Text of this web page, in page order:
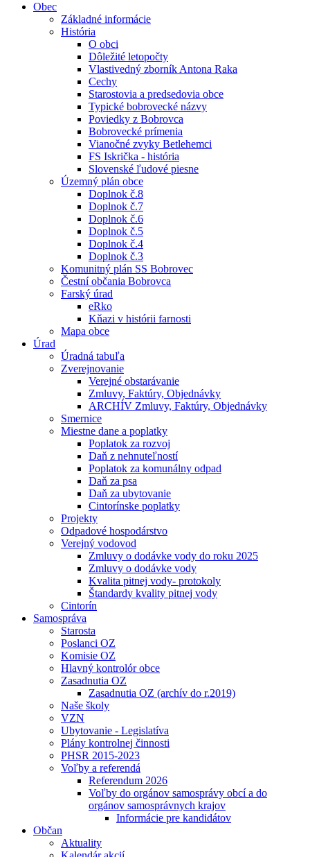
Obec
Základné informácie
História
O obci
Dôležité letopočty
Vlastivedný zborník Antona Raka
Cechy
Starostovia a predsedovia obce
Typické bobrovecké názvy
Poviedky z Bobrovca
Bobrovecké prímenia
Vianočné zvyky Betlehemci
FS Iskrička - história
Slovenské ľudové piesne
Územný plán obce
Doplnok č.8
Doplnok č.7
Doplnok č.6
Doplnok č.5
Doplnok č.4
Doplnok č.3
Komunitný plán SS Bobrovec
Čestní občania Bobrovca
Farský úrad
eRko
Kňazi v histórii farnosti
Mapa obce
Úrad
Úradná tabuľa
Zverejnovanie
Verejné obstarávanie
Zmluvy, Faktúry, Objednávky
ARCHÍV Zmluvy, Faktúry, Objednávky
Smernice
Miestne dane a poplatky
Poplatok za rozvoj
Daň z nehnuteľností
Poplatok za komunálny odpad
Daň za psa
Daň za ubytovanie
Cintorínske poplatky
Projekty
Odpadové hospodárstvo
Verejný vodovod
Zmluvy o dodávke vody do roku 2025
Zmluvy o dodávke vody
Kvalita pitnej vody- protokoly
Štandardy kvality pitnej vody
Cintorín
Samospráva
Starosta
Poslanci OZ
Komisie OZ
Hlavný kontrolór obce
Zasadnutia OZ
Zasadnutia OZ (archív do r.2019)
Naše školy
VZN
Ubytovanie - Legislatíva
Plány kontrolnej činnosti
PHSR 2015-2023
Voľby a referendá
Referendum 2026
Voľby do orgánov samosprávy obcí a do
orgánov samosprávnych krajov
Informácie pre kandidátov
Občan
Aktuality